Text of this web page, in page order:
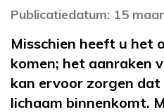
Publicatiedatum: 15
Misschien heeft u het
komen; het aanraken
kan ervoor zorgen
lichaam binnenkomt.